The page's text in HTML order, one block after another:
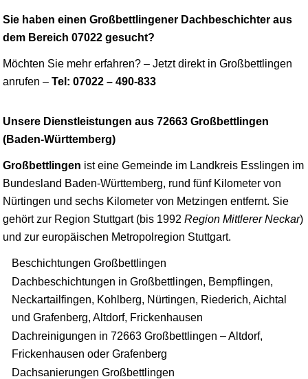
Sie haben einen Großbettlingener Dachbeschichter aus
dem Bereich 07022 gesucht?
Möchten Sie mehr erfahren? – Jetzt direkt in Großbettlingen
anrufen – Tel: 07022 – 490-833
Unsere Dienstleistungen aus 72663 Großbettlingen
(Baden-Württemberg)
Großbettlingen ist eine Gemeinde im Landkreis Esslingen im
Bundesland Baden-Württemberg, rund fünf Kilometer von
Nürtingen und sechs Kilometer von Metzingen entfernt. Sie
gehört zur Region Stuttgart(bis 1992 Region Mittlerer Neckar)
und zur europäischen Metropolregion Stuttgart.
Beschichtungen Großbettlingen
Dachbeschichtungen in Großbettlingen, Bempflingen,
Neckartailfingen, Kohlberg, Nürtingen, Riederich, Aichtal
und Grafenberg, Altdorf, Frickenhausen
Dachreinigungen in 72663 Großbettlingen – Altdorf,
Frickenhausen oder Grafenberg
Dachsanierungen Großbettlingen